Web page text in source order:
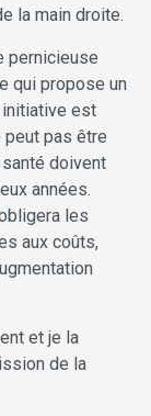
la main droite.
pernicieuse
qui propose un
est
peut pas être
doivent
années.
les
aux coûts,
et je la
de la